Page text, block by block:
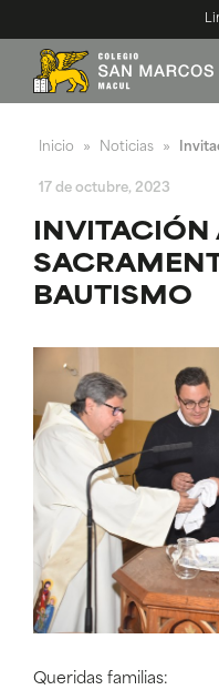
Inicio » Noticias »
17 de octubre, 2023
INVITACIÓN
BAUTISMO
Queridas familias: